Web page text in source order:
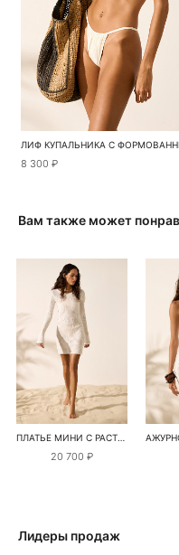
8 300 ₽
Вам также может
ПЛАТЬЕ МИНИ С РАСТИТЕЛЬНЫМ ОРНАМЕНТОМ
20 700 ₽
Лидеры продаж